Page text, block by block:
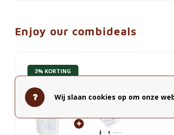
Enjoy our combideals
3% KORTING
Jura Accessoires
Wij slaan cookies op om onze